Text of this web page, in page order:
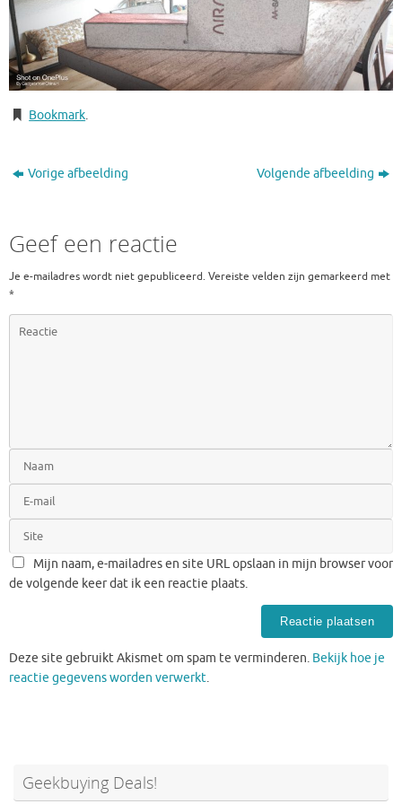
Bookmark.
Vorige afbeelding Volgende afbeelding
Geef een reactie
Je e-mailadres wordt niet gepubliceerd. Vereiste velden zijn gemarkeerd met
*
Mijn naam, e-mailadres en site URL opslaan in mijn browser voor
de volgende keer dat ik een reactie plaats.
Deze site gebruikt Akismet om spam te verminderen. Bekijk hoe je
reactie gegevens worden verwerkt.
Geekbuying Deals!